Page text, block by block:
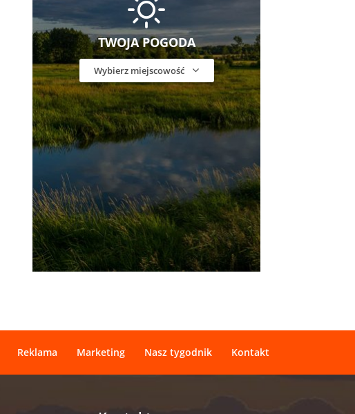
TWOJA POGODA
Wybierz miejscowość
Reklama Marketing Nasz tygodnik Kontakt